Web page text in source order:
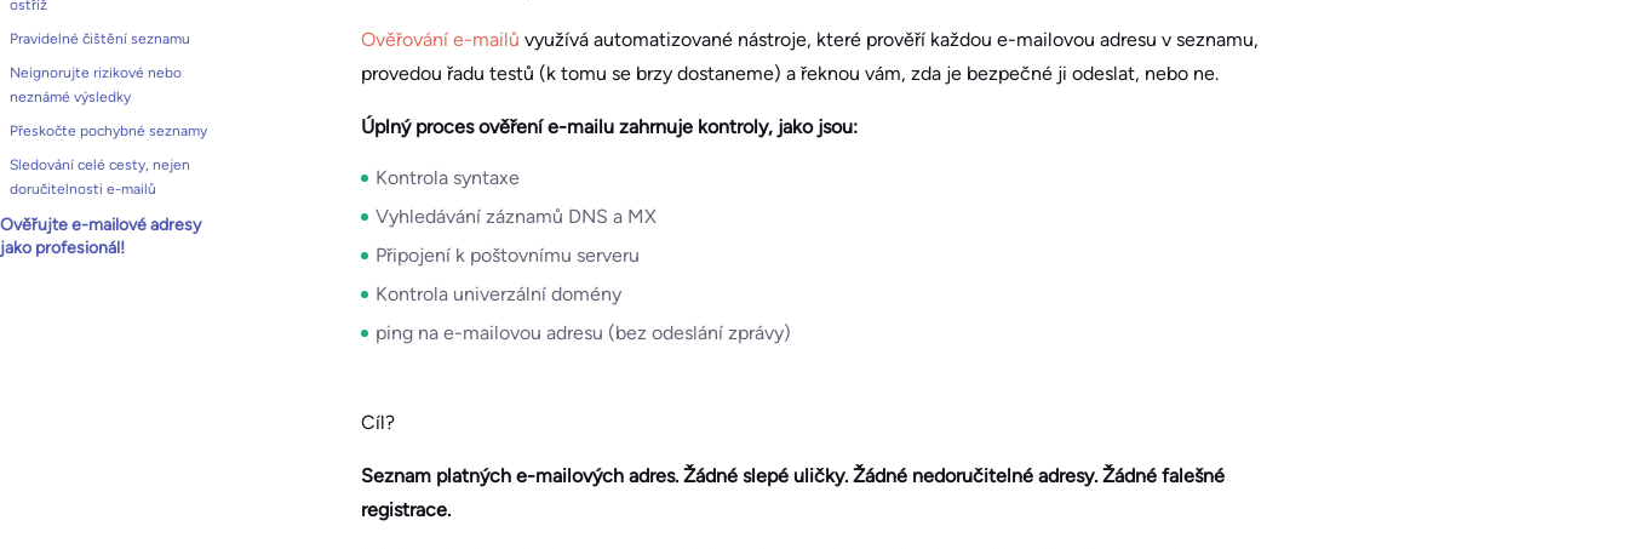
ostříž
Pravidelné čištění seznamu
Neignorujte rizikové nebo
neznámé výsledky
Přeskočte pochybné seznamy
Sledování celé cesty, nejen
doručitelnosti e-mailů
Ověřujte e-mailové adresy
jako profesionál!
Ověřování e-mailů využívá automatizované nástroje, které prověří každou e-mailovou adresu v seznamu,
provedou řadu testů (k tomu se brzy dostaneme) a řeknou vám, zda je bezpečné ji odeslat, nebo ne.
Úplný proces ověření e-mailu zahrnuje kontroly, jako jsou:
Kontrola syntaxe
Vyhledávání záznamů DNS a MX
Připojení k poštovnímu serveru
Kontrola univerzální domény
ping na e-mailovou adresu (bez odeslání zprávy)
Cíl?
Seznam platných e-mailových adres. Žádné slepé uličky. Žádné nedoručitelné adresy. Žádné falešné
registrace.